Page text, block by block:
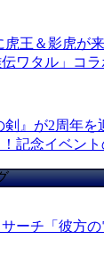
虎王＆影虎が
ワタル」コラ
剣』が2周年
記念イベント
ーチ「彼方